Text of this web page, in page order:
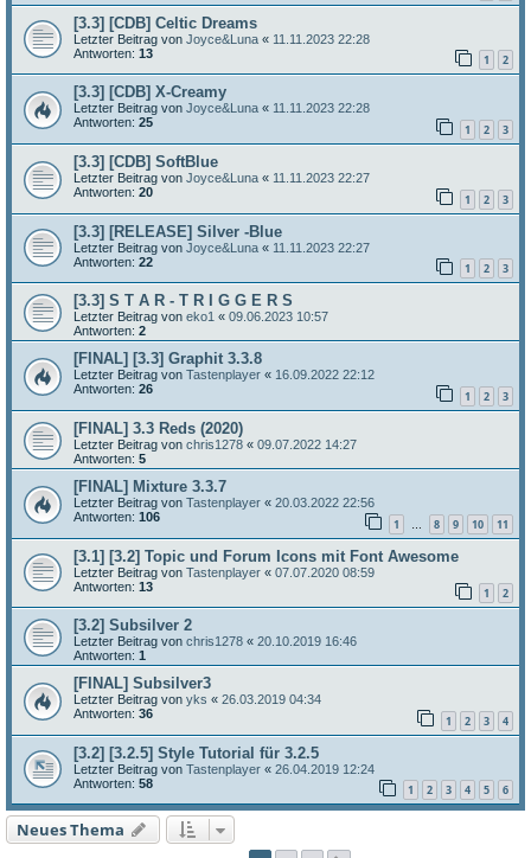
[3.3] [CDB] Celtic Dreams
Letzter Beitrag von Joyce&Luna « 11.11.2023 22:28
Antworten: 13 1 2
[3.3] [CDB] X-Creamy
Letzter Beitrag von Joyce&Luna « 11.11.2023 22:28
Antworten: 25 1 2 3
[3.3] [CDB] SoftBlue
Letzter Beitrag von Joyce&Luna « 11.11.2023 22:27
Antworten: 20 1 2 3
[3.3] [RELEASE] Silver -Blue
Letzter Beitrag von Joyce&Luna « 11.11.2023 22:27
Antworten: 22 1 2 3
[3.3] S T A R - T R I G G E R S
Letzter Beitrag von eko1 « 09.06.2023 10:57
Antworten: 2
[FINAL] [3.3] Graphit 3.3.8
Letzter Beitrag von Tastenplayer « 16.09.2022 22:12
Antworten: 26 1 2 3
[FINAL] 3.3 Reds (2020)
Letzter Beitrag von chris1278 « 09.07.2022 14:27
Antworten: 5
[FINAL] Mixture 3.3.7
Letzter Beitrag von Tastenplayer « 20.03.2022 22:56
Antworten: 106 1 8 9 10 11
[3.1] [3.2] Topic und Forum Icons mit Font Awesome
Letzter Beitrag von Tastenplayer « 07.07.2020 08:59
Antworten: 13 1 2
[3.2] Subsilver 2
Letzter Beitrag von chris1278 « 20.10.2019 16:46
Antworten: 1
[FINAL] Subsilver3
Letzter Beitrag von yks « 26.03.2019 04:34
Antworten: 36 1 2 3 4
[3.2] [3.2.5] Style Tutorial für 3.2.5
Letzter Beitrag von Tastenplayer « 26.04.2019 12:24
Antworten: 58 1 2 3 4 5 6
Neues Thema